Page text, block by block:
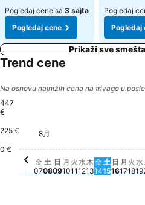
Pogledaj cene sa 3 sajta
Pogledaj cene
Pogledaj
Pogledaj
Prikaži sve
Trend cene
Na osnovu najnižih cena na trivago u
447
€
225 €
0 €
金, 8月 07
431 €
8月
金
07
土
08
日
09
月
10
火
11
水
12
木, 8月 13
275 €
木
13
金
14
土
15
日, 8
275 €
日
16
月
17
火
18
水
19